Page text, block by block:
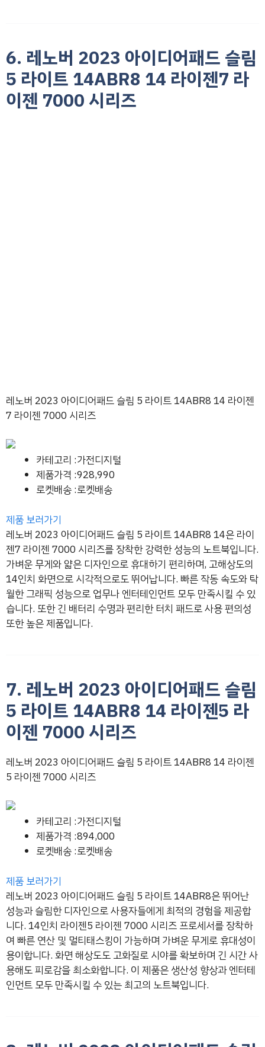
6. 레노버 2023 아이디어패드 슬림
5 라이트 14ABR8 14 라이젠7 라
이젠 7000 시리즈
레노버 2023 아이디어패드 슬림 5 라이트 14ABR8 14 라이젠
7 라이젠 7000 시리즈
카테고리 :가전디지털
제품가격 :928,990
로켓배송 :로켓배송
제품 보러가기
레노버 2023 아이디어패드 슬림 5 라이트 14ABR8 14은 라이
젠7 라이젠 7000 시리즈를 장착한 강력한 성능의 노트북입니다.
가벼운 무게와 얇은 디자인으로 휴대하기 편리하며, 고해상도의
14인치 화면으로 시각적으로도 뛰어납니다. 빠른 작동 속도와 탁
월한 그래픽 성능으로 업무나 엔터테인먼트 모두 만족시킬 수 있
습니다. 또한 긴 배터리 수명과 편리한 터치 패드로 사용 편의성
또한 높은 제품입니다.
7. 레노버 2023 아이디어패드 슬림
5 라이트 14ABR8 14 라이젠5 라
이젠 7000 시리즈
레노버 2023 아이디어패드 슬림 5 라이트 14ABR8 14 라이젠
5 라이젠 7000 시리즈
카테고리 :가전디지털
제품가격 :894,000
로켓배송 :로켓배송
제품 보러가기
레노버 2023 아이디어패드 슬림 5 라이트 14ABR8은 뛰어난
성능과 슬림한 디자인으로 사용자들에게 최적의 경험을 제공합
니다. 14인치 라이젠5 라이젠 7000 시리즈 프로세서를 장착하
여 빠른 연산 및 멀티태스킹이 가능하며 가벼운 무게로 휴대성이
용이합니다. 화면 해상도도 고화질로 시야를 확보하며 긴 시간 사
용해도 피로감을 최소화합니다. 이 제품은 생산성 향상과 엔터테
인먼트 모두 만족시킬 수 있는 최고의 노트북입니다.